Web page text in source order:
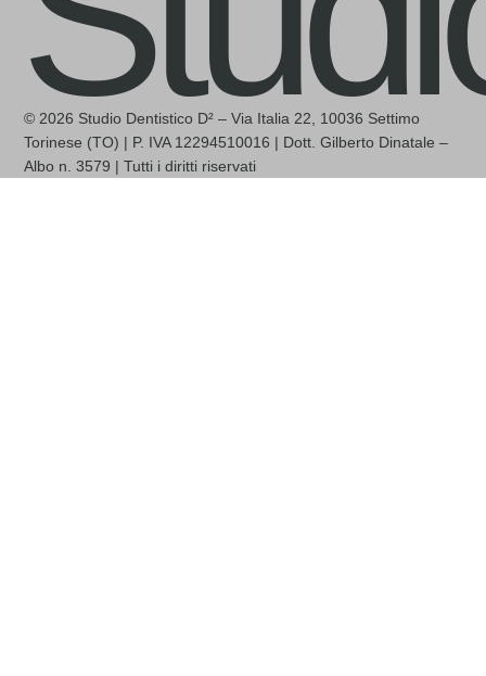
© 2026 Studio Dentistico D² – Via Italia 22, 10036 Settimo
Torinese (TO) | P. IVA 12294510016 | Dott. Gilberto Dinatale –
Albo n. 3579 | Tutti i diritti riservati